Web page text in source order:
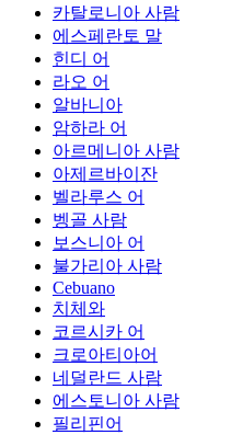
카탈로니아 사람
에스페란토 말
힌디 어
라오 어
알바니아
암하라 어
아르메니아 사람
아제르바이잔
벨라루스 어
벵골 사람
보스니아 어
불가리아 사람
Cebuano
치체와
코르시카 어
크로아티아어
네덜란드 사람
에스토니아 사람
필리핀어